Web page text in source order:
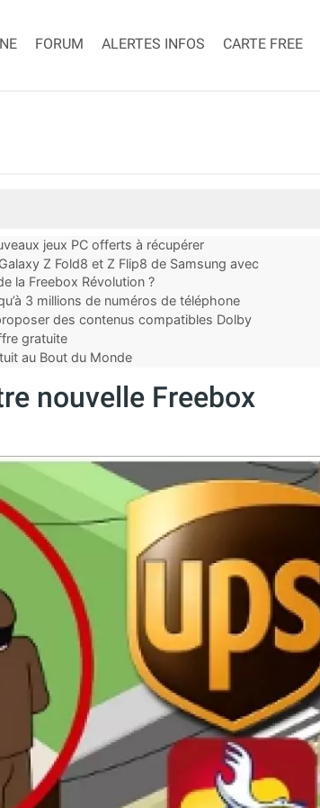
FORUM ALERTES INFOS CARTE FREE
jeux PC offerts à récupérer
Z Fold8 et Z Flip8 de Samsung avec
la Freebox Révolution ?
3 millions de numéros de téléphone
des contenus compatibles Dolby
gratuite
au Bout du Monde
nouvelle Freebox